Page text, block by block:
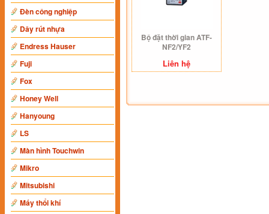
Đèn công nghiệp
Dây rút nhựa
Endress Hauser
Fuji
Fox
Honey Well
Hanyoung
LS
Màn hình Touchwin
Mikro
Mitsubishi
Máy thổi khí
Bộ đặt thời gian ATF-
NF2/YF2
Liên hệ